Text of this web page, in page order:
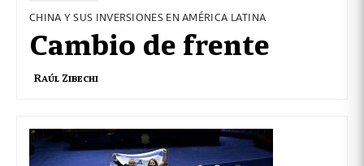
CHINA Y SUS INVERSIONES EN AMÉRICA LATINA
Cambio de frente
Raúl Zibechi